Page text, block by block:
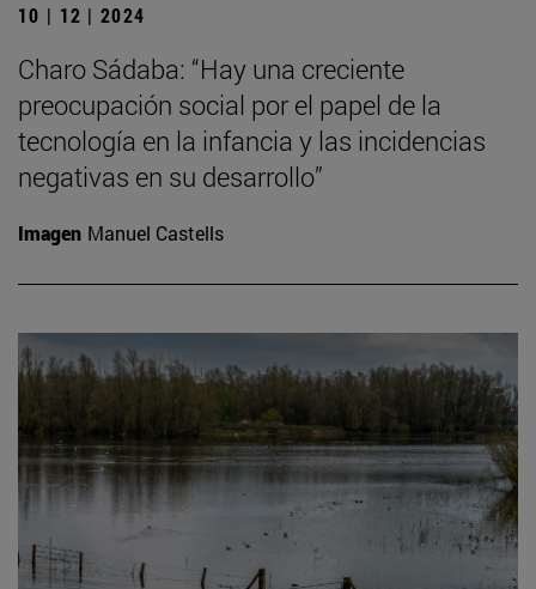
10 | 12 | 2024
Charo Sádaba: “Hay una creciente
preocupación social por el papel de la
tecnología en la infancia y las incidencias
negativas en su desarrollo”
Imagen Manuel Castells